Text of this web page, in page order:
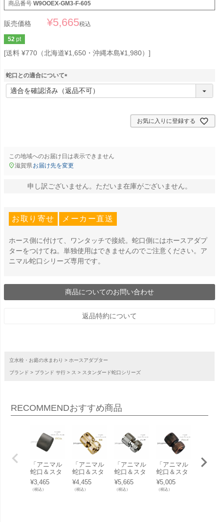
商品番号 W9OOEX-GM3-F-605
販売価格 ¥5,665税込
52 pt
送料 ¥770（北海道¥1,650・沖縄本島¥1,980）
蛇口との適合について
(
必
お気に入りに登録する
この地域へのお届け日は表示できません
滋賀県お届け先を変更
申し訳ございません。ただいま在庫がございません。
お取り寄せ メーカー直送
ホース側に付けて、ワンタッチで接続。蛇口側にはホースアダプ
ターをつけてね。単独使用はできませんのでご注意ください。ア
ニマル蛇口シリーズ専用です。
商品についてのお問い合わせ
返品特約について
立水栓・お庭の水まわり ホースアダプター
ブランド ブランド サ行 ス スタンダード蛇口シリーズ
RECOMMENDおすすめ商品
「アニマル
蛇口＆スタ
ンダード蛇
口 専用 泡
沫アダプタ
¥3,465
（税込）
「アニマル
蛇口＆スタ
ンダード蛇
口 専用ホー
スカプラー
¥4,455
（税込）
「アニマル
蛇口＆スタ
ンダード蛇
口 専用ホー
スカプラー
¥5,665
（税込）
「アニマル
蛇口＆スタ
ンダード蛇
口 専用ホー
スカプラー
¥5,005
（税込）
「ア